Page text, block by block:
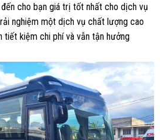
cho bạn giá trị tốt nhất cho dịch vụ
nghiệm một dịch vụ chất lượng cao
tiết kiệm chi phí và vẫn tận hưởng